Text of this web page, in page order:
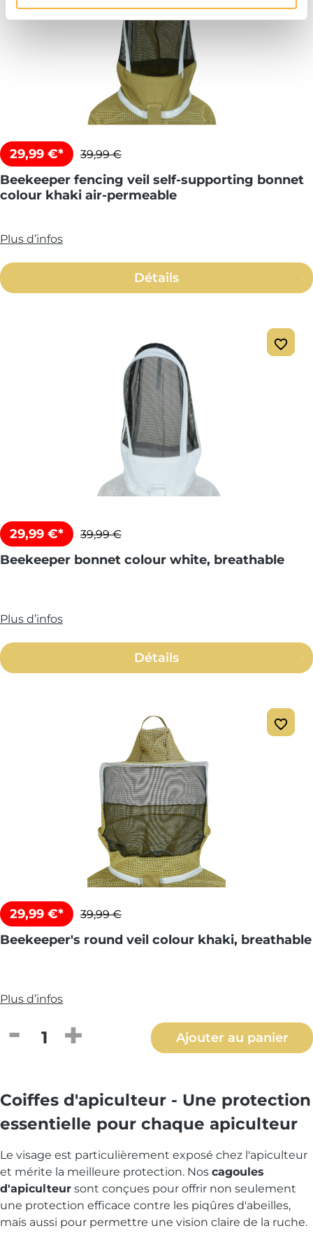
29,99 €* 39,99 €
Beekeeper fencing veil self-supporting bonnet
colour khaki air-permeable
Plus d’infos
Détails
29,99 €* 39,99 €
Beekeeper bonnet colour white, breathable
Plus d’infos
Détails
29,99 €* 39,99 €
Beekeeper's round veil colour khaki, breathable
Plus d’infos
Quantité de produit : Entrez la
Ajouter au panier
Coiffes d'apiculteur - Une protection
essentielle pour chaque apiculteur
Le visage est particulièrement exposé chez l'apiculteur
et mérite la meilleure protection. Nos cagoules
d'apiculteur sont conçues pour offrir non seulement
une protection efficace contre les piqûres d'abeilles,
mais aussi pour permettre une vision claire de la ruche.